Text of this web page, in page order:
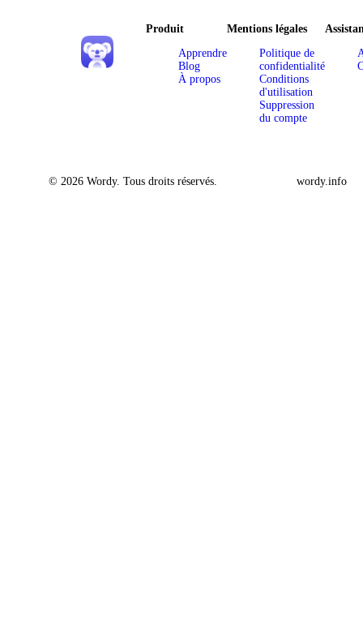
Produit
Apprendre
Blog
À propos
Mentions légales
Politique de
confidentialité
Conditions
d'utilisation
Suppression
du compte
© 2026 Wordy. Tous droits réservés. wordy.info